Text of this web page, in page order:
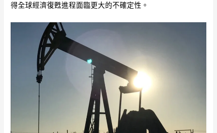
得全球經濟復甦進程面臨更大的不確定性。